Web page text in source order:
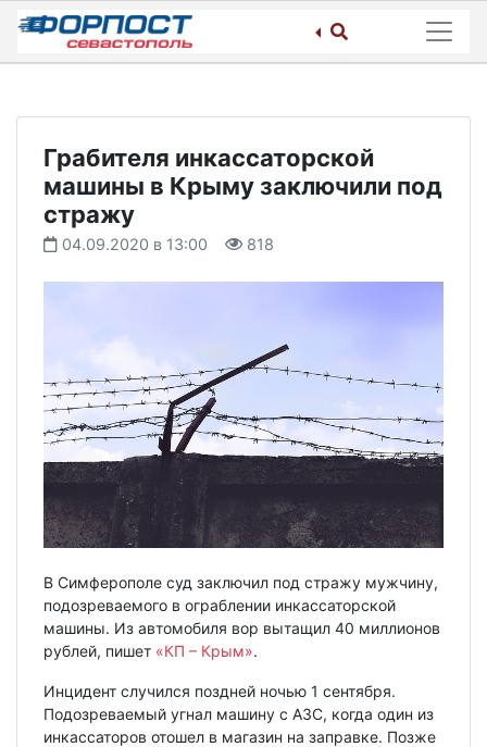
Skip
content
Грабителя инкассаторской
машины в Крыму заключили под
стражу
04.09.2020 в 13:00 818
В Симферополе суд заключил под стражу мужчину,
подозреваемого в ограблении инкассаторской
машины. Из автомобиля вор вытащил 40 миллионов
рублей, пишет «КП – Крым».
Инцидент случился поздней ночью 1 сентября.
Подозреваемый угнал машину с АЗС, когда один из
инкассаторов отошел в магазин на заправке. Позже